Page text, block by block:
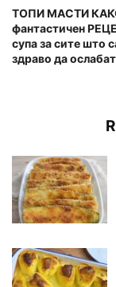
ТОПИ МАСТИ
фантастичен
супа за сите што
здраво да